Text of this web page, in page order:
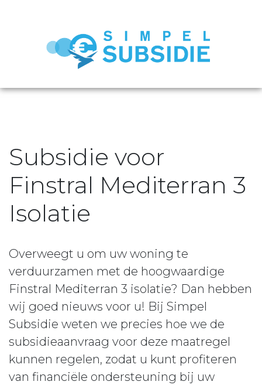
Subsidie voor
Finstral Mediterran 3
Isolatie
Overweegt u om uw woning te
verduurzamen met de hoogwaardige
Finstral Mediterran 3 isolatie? Dan hebben
wij goed nieuws voor u! Bij Simpel
Subsidie weten we precies hoe we de
subsidieaanvraag voor deze maatregel
kunnen regelen, zodat u kunt profiteren
van financiële ondersteuning bij uw